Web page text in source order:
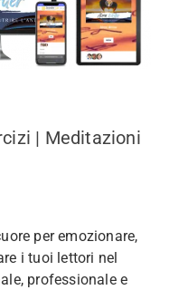
| Meditazioni
per emozionare,
i tuoi lettori nel
professionale e